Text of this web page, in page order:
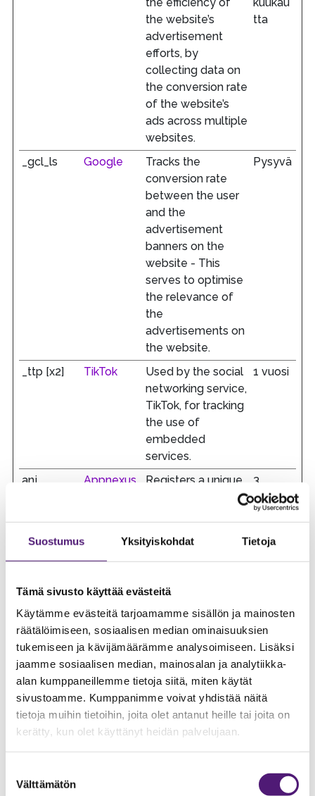
Suostumus Yksityiskohdat Tietoja
Tämä sivusto käyttää evästeitä
Käytämme evästeitä tarjoamamme sisällön ja mainosten
räätälöimiseen, sosiaalisen median ominaisuuksien
tukemiseen ja kävijämäärämme analysoimiseen. Lisäksi
jaamme sosiaalisen median, mainosalan ja analytiikka-
alan kumppaneillemme tietoja siitä, miten käytät
sivustoamme. Kumppanimme voivat yhdistää näitä
tietoja muihin tietoihin, joita olet antanut heille tai joita on
kerätty, kun olet käyttänyt heidän palvelujaan.
valinta
Välttämätön
the website’s
advertisement
efforts, by
collecting data on
the conversion rate
of the website’s
ads across multiple
websites.
tta
_gcl_ls Google
Tracks the
conversion rate
between the user
and the
advertisement
banners on the
website - This
serves to optimise
the relevance of
the
advertisements on
the website.
Pysyvä
_ttp [x2] TikTok
Used by the social
networking service,
TikTok, for tracking
the use of
embedded
services.
1 vuosi
anj Appnexus
Registers a unique
ID that identifies a
used for targeted
ads.
3
kuukau
tta
C Adform
Used to check if
supports cookies.
ccm/conv
ersion/95
8035759/
Google Odottaa Istunto
elfsight_vi
ewed_rec
ently
Elfsight
Determines which
products the user
has viewed,
allowing the
1 päivä